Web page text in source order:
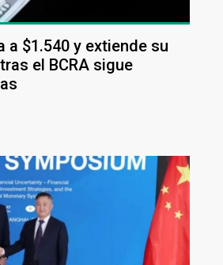
a $1.540 y extiende su
el BCRA sigue